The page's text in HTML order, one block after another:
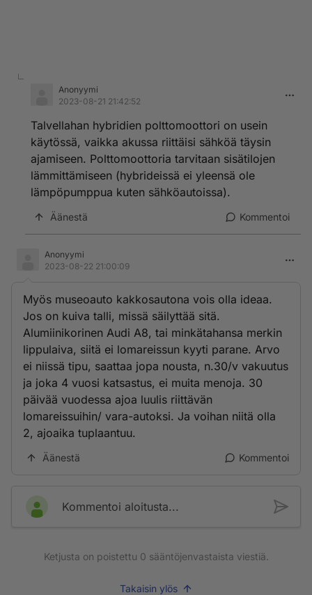
Anonyymi
2023-08-21 21:42:52
Talvellahan hybridien polttomoottori on usein
käytössä, vaikka akussa riittäisi sähköä täysin
ajamiseen. Polttomoottoria tarvitaan sisätilojen
lämmittämiseen (hybrideissä ei yleensä ole
lämpöpumppua kuten sähköautoissa).
Äänestä Kommentoi
Anonyymi
2023-08-22 21:00:09
Myös museoauto kakkosautona vois olla ideaa.
Jos on kuiva talli, missä säilyttää sitä.
Alumiinikorinen Audi A8, tai minkätahansa merkin
lippulaiva, siitä ei lomareissun kyyti parane. Arvo
ei niissä tipu, saattaa jopa nousta, n.30/v vakuutus
ja joka 4 vuosi katsastus, ei muita menoja. 30
päivää vuodessa ajoa luulis riittävän
lomareissuihin/ vara-autoksi. Ja voihan niitä olla
2, ajoaika tuplaantuu.
Äänestä Kommentoi
Kommentoi aloitusta...
Ketjusta on poistettu 0 sääntöjenvastaista viestiä.
Takaisin ylös